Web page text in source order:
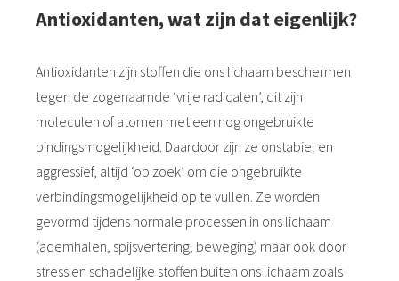
Antioxidanten, wat zijn dat eigenlijk?
Antioxidanten zijn stoffen die ons lichaam beschermen
tegen de zogenaamde ‘vrije radicalen’, dit zijn
moleculen of atomen met een nog ongebruikte
bindingsmogelijkheid. Daardoor zijn ze onstabiel en
aggressief, altijd ‘op zoek’ om die ongebruikte
verbindingsmogelijkheid op te vullen. Ze worden
gevormd tijdens normale processen in ons lichaam
(ademhalen, spijsvertering, beweging) maar ook door
stress en schadelijke stoffen buiten ons lichaam zoals